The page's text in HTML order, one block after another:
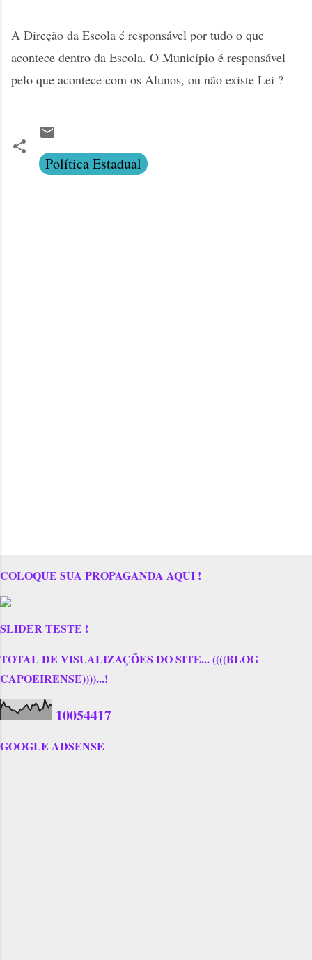
A Direção da Escola é responsável por tudo o que
acontece dentro da Escola. O Município é responsável
pelo que acontece com os Alunos, ou não existe Lei ?
Política Estadual
COLOQUE SUA PROPAGANDA AQUI !
SLIDER TESTE !
TOTAL DE VISUALIZAÇÕES DO SITE... ((((BLOG
CAPOEIRENSE))))...!
10054417
GOOGLE ADSENSE